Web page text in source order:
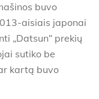
buvo
aisiais japonai
„Datsun“ prekių
sutiko be
kartą buvo